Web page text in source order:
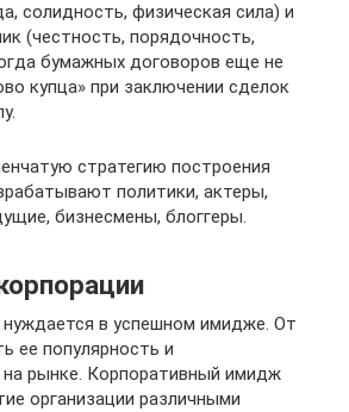
солидность, физическая сила) и
(честность, порядочность,
бумажных договоров еще не
купца» при заключении сделок
стратегию построения
политики, актеры,
бизнесмены, блоггеры.
в успешном имидже. От
ее популярность и
рынке. Корпоративный имидж
организации различными